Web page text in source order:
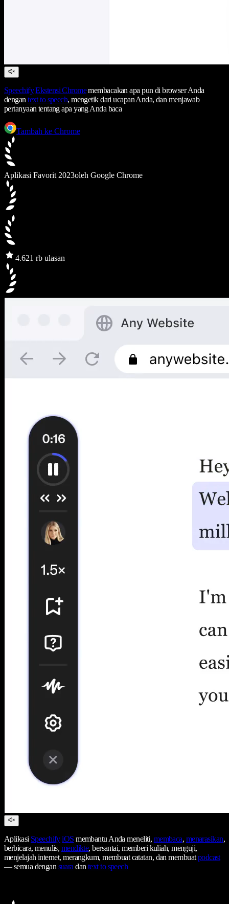
Speechify Ekstensi Chromemembacakan apa pun di browser Anda
dengantext to speech, mengetik dari ucapan Anda, dan menjawab
pertanyaan tentang apa yang Anda baca
Tambah ke Chrome
Aplikasi Favorit 2023oleh Google Chrome
4.621 rb ulasan
Aplikasi Speechify iOS membantu Anda meneliti, membaca, menarasikan,
berbicara, menulis, mendikte, bersantai, memberi kuliah, menguji,
menjelajah internet, merangkum, membuat catatan, dan membuatpodcast
— semua dengansuaradantext to speech